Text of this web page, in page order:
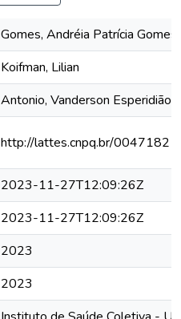
Gomes, Andréia Patrícia Gomes
Koifman, Lilian
Antonio, Vanderson Esperidião
http://lattes.cnpq.br/
2023-11-27T12:09:26Z
2023-11-27T12:09:26Z
2023
2023